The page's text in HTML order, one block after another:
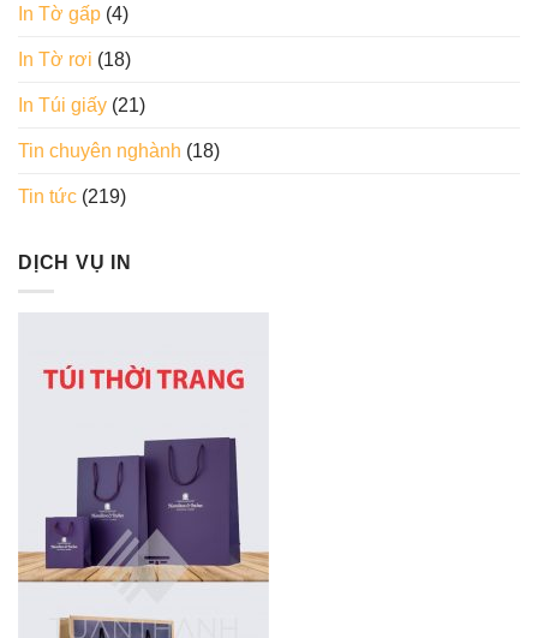
In Tờ gấp (4)
In Tờ rơi (18)
In Túi giấy (21)
Tin chuyên nghành (18)
Tin tức (219)
DỊCH VỤ IN